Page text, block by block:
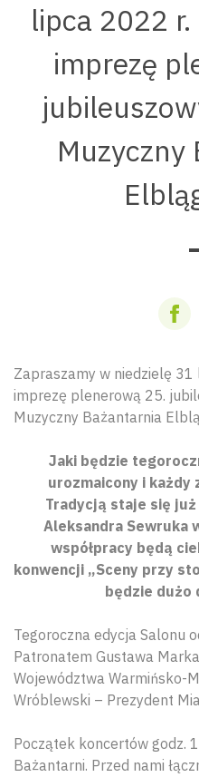
lipca 2022
imprezę
Muzyczny
Zapraszamy w niedzielę
imprezę plenerową 25.
Muzyczny Bażantarnia
Jaki będzie
urozmaicony i każdy
Tradycją staje się już
Aleksandra Sewruka
współpracy będą
konwencji „Sceny przy
będzie dużo
Tegoroczna edycja Salonu
Patronatem Gustawa
Województwa Warmińsko-
Wróblewski – Prezydent
Początek koncertów godz.
Bażantarni. Przed nami